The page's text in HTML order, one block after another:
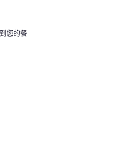
您的餐